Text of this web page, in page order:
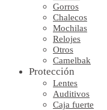
Gorros
Chalecos
Mochilas
Relojes
Otros
Camelbak
Protección
Lentes
Auditivos
Caja fuerte